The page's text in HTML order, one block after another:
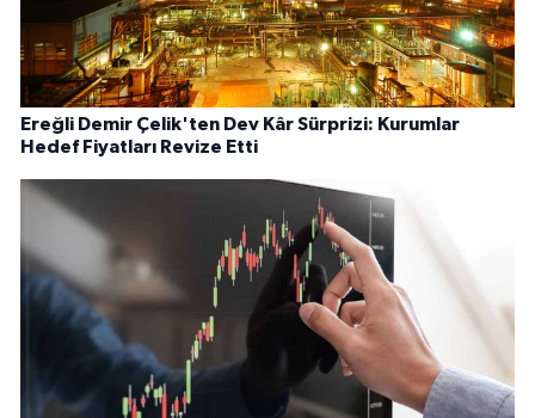
Ereğli Demir Çelik'ten Dev Kâr Sürprizi: Kurumlar
Hedef Fiyatları Revize Etti